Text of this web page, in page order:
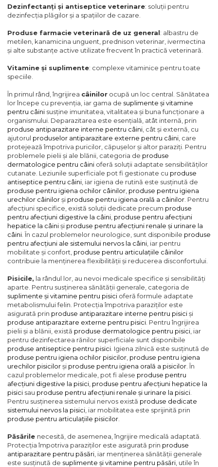
Dezinfectanți și antiseptice veterinare: soluții pentru
dezinfecția plăgilor și a spațiilor de cazare.
Produse farmacie veterinară de uz general: albastru de
metilen, kanamicina unguent, prednison veterinar, ivermectina
și alte substanțe active utilizate frecvent în practică veterinară.
Vitamine și suplimente: complexe vitaminice pentru toate
speciile.
În primul rând, îngrijirea câinilor ocupă un loc central. Sănătatea
lor începe cu prevenția, iar gama de suplimente și vitamine
pentru câini susține imunitatea, vitalitatea și buna funcționare a
organismului. Deparazitarea este esențială, atât internă, prin
produse antiparazitare interne pentru câini , cât și externă, cu
ajutorul produselor antiparazitare externe pentru câini , care
protejează împotriva puricilor, căpușelor și altor paraziți. Pentru
problemele pielii și ale blănii, categoria de produse
dermatologice pentru câini oferă soluții adaptate sensibilităților
cutanate. Leziunile superficiale pot fi gestionate cu produse
antiseptice pentru câini , iar igiena de rutină este susținută de
produse pentru igiena ochilor câinilor produse pentru igiena
urechilor câinilorși produse pentru igiena orală a câinilor . Pentru
afecțiuni specifice, există soluții dedicate precum produse
pentru afecțiuni digestive la câini produse pentru afecțiuni
hepatice la câiniși produse pentru afecțiuni renale și urinare la
câini . În cazul problemelor neurologice, sunt disponibile produse
pentru afecțiuni ale sistemului nervos la câini , iar pentru
mobilitate și confort, produse pentru articulațiile câinilor
contribuie la menținerea flexibilității și reducerea disconfortului.
Pisicile, la rândul lor, au nevoi medicale specifice și sensibilități
aparte. Pentru susținerea sănătății generale, categoria de
suplimente și vitamine pentru pisici oferă formule adaptate
metabolismului felin. Protecția împotriva paraziților este
asigurată prin produse antiparazitare interne pentru pisiciși
produse antiparazitare externe pentru pisici . Pentru îngrijirea
pielii și a blănii, există produse dermatologice pentru pisici , iar
pentru dezinfectarea rănilor superficiale sunt disponibile
produse antiseptice pentru pisici . Igiena zilnică este susținută de
produse pentru igiena ochilor pisicilor produse pentru igiena
urechilor pisicilorși produse pentru igiena orală a pisicilor . În
cazul problemelor medicale, pot fi alese produse pentru
afecțiuni digestive la pisici produse pentru afecțiuni hepatice la
pisici sau produse pentru afecțiuni renale și urinare la pisici
Pentru susținerea sistemului nervos există produse dedicate
sistemului nervos la pisici , iar mobilitatea este sprijinită prin
produse pentru articulațiile pisicilor
Păsările necesită, de asemenea, îngrijire medicală adaptată.
Protecția împotriva paraziților este asigurată prin produse
antiparazitare pentru păsări , iar menținerea sănătății generale
este susținută de suplimente și vitamine pentru păsări , utile în